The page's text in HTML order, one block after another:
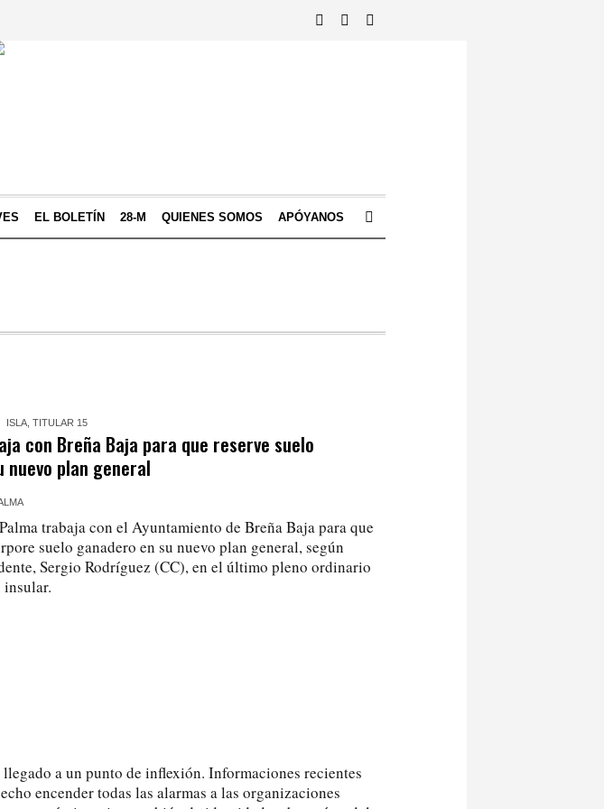
EL BOLETÍN 28-M QUIENES SOMOS APÓYANOS
ISLA ,TITULAR 15
con Breña Baja para que reserve suelo
nuevo plan general
trabaja con el Ayuntamiento de Breña Baja para que
suelo ganadero en su nuevo plan general, según
Sergio Rodríguez (CC), en el último pleno ordinario
a un punto de inflexión. Informaciones recientes
encender todas las alarmas a las organizaciones